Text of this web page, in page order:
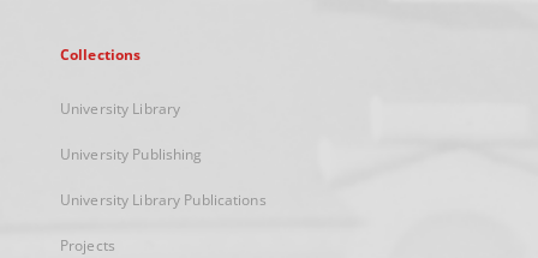
Collections
University Library
University Publishing
University Library Publications
Projects